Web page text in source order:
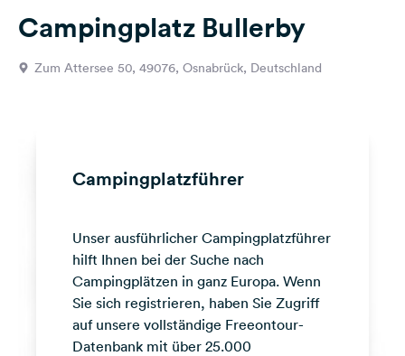
Fragen &
Feedback
Media
Facebook
Instagram
Campingplatz Bullerby
Zum Attersee 50, 49076, Osnabrück, Deutschland
Campingplatzführer
Unser ausführlicher Campingplatzführer
hilft Ihnen bei der Suche nach
Campingplätzen in ganz Europa. Wenn
Sie sich registrieren, haben Sie Zugriff
auf unsere vollständige Freeontour-
Datenbank mit über 25.000